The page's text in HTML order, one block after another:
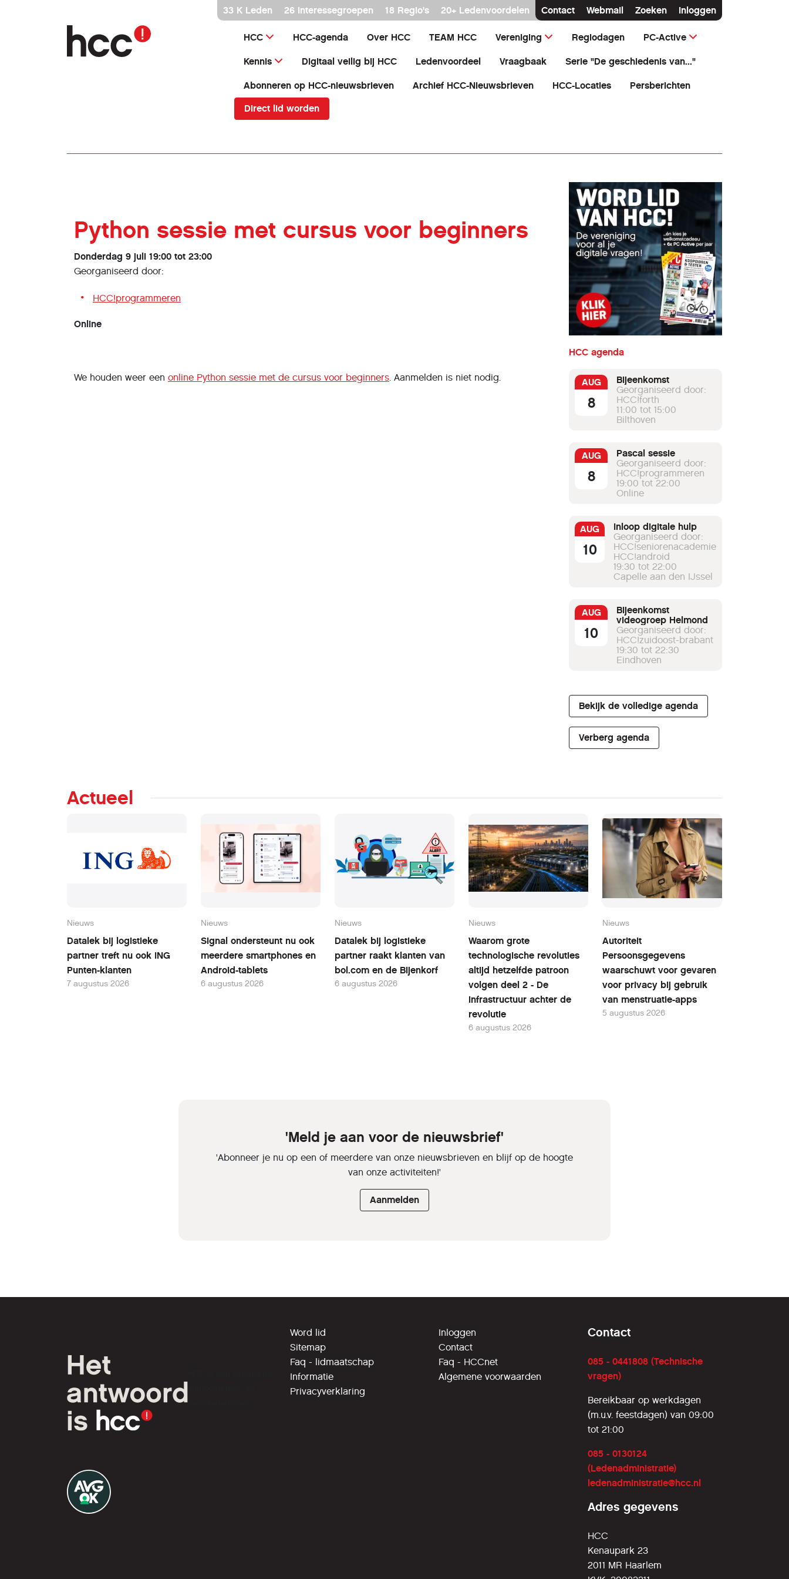
naar
inhoud
33 K Leden 26 interessegroepen 18 Regio's 20+ Ledenvoordelen Contact Webmail Zoeken Inloggen
HCC HCC-agenda Over HCC TEAM HCC Vereniging Regiodagen PC-Active
Kennis Digitaal veilig bij HCC Ledenvoordeel Vraagbaak Serie "De geschiedenis van..."
Abonneren op HCC-nieuwsbrieven Archief HCC-Nieuwsbrieven HCC-Locaties Persberichten
Direct lid worden
Python sessie met cursus voor beginners
Donderdag 9 juli 19:00 tot 23:00
Georganiseerd door:
HCC!programmeren
Online
We houden weer een online Python sessie met de cursus voor beginners. Aanmelden is niet nodig.
HCC agenda
AUG
8
Bijeenkomst
Georganiseerd door:
HCC!forth
11:00 tot 15:00
Bilthoven
AUG
8
Pascal sessie
Georganiseerd door:
HCC!programmeren
19:00 tot 22:00
Online
AUG
10
Inloop digitale hulp
Georganiseerd door:
HCC!seniorenacademie
HCC!android
19:30 tot 22:00
Capelle aan den IJssel
AUG
10
Bijeenkomst
videogroep Helmond
Georganiseerd door:
HCC!zuidoost-brabant
19:30 tot 22:30
Eindhoven
Bekijk de volledige agenda
Verberg agenda
Actueel
Nieuws
Datalek bij logistieke
partner treft nu ook ING
Punten-klanten
7 augustus 2026
Nieuws
Signal ondersteunt nu ook
meerdere smartphones en
Android-tablets
6 augustus 2026
Nieuws
Datalek bij logistieke
partner raakt klanten van
bol.com en de Bijenkorf
6 augustus 2026
Nieuws
Waarom grote
technologische revoluties
altijd hetzelfde patroon
volgen deel 2 - De
infrastructuur achter de
revolutie
6 augustus 2026
Nieuws
Autoriteit
Persoonsgegevens
waarschuwt voor gevaren
voor privacy bij gebruik
van menstruatie-apps
5 augustus 2026
'Meld je aan voor de nieuwsbrief'
'Abonneer je nu op een of meerdere van onze nieuwsbrieven en blijf op de hoogte
van onze activiteiten!'
Aanmelden
tech-liefhebbers.
Word lid
Sitemap
Faq - lidmaatschap
Informatie
Privacyverklaring
Inloggen
Contact
Faq - HCCnet
Algemene voorwaarden
Contact
085 - 0441808 (Technische
vragen)
Bereikbaar op werkdagen
(m.u.v. feestdagen) van 09:00
tot 21:00
085 - 0130124
(Ledenadministratie)
ledenadministratie@hcc.nl
Adres gegevens
HCC
Kenaupark 23
2011 MR Haarlem